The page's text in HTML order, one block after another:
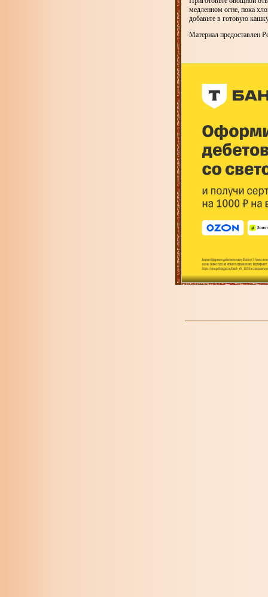
медленном огне, пока
добавьте в готовую
Материал предоставлен